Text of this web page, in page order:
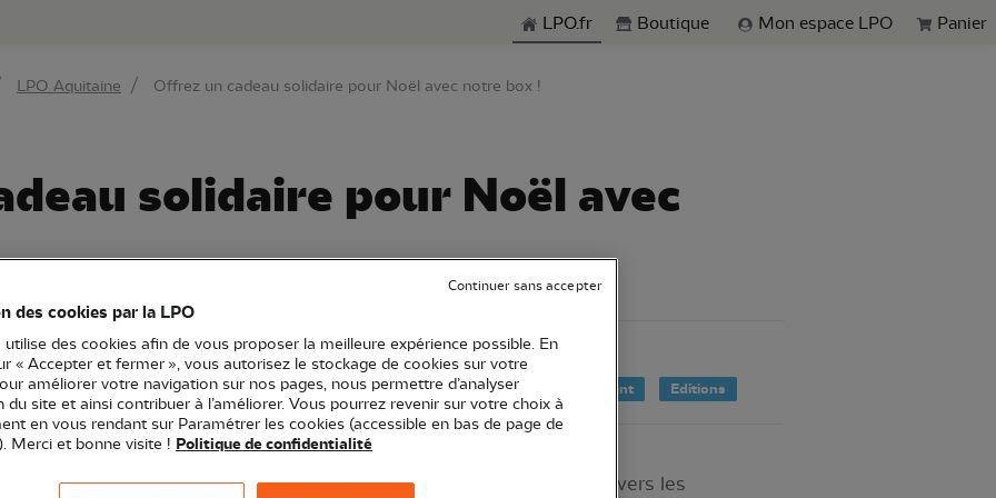
Aller à la rechercheLPO.fr Boutique Mon espace LPO Panier
LPO Aquitaine Offrez un cadeau solidaire pour Noël avec notre box !
solidaire pour Noël avec
Centres de soins Médiation faune sauvage Education à l'environnement Editions
P'tits soigneurs en herbe » (pour les enfants de 5 à 10 ans)
. À travers les
des cookies par la LPO
des cookies afin de vous proposer la meilleure expérience possible. En
« Accepter et fermer », vous autorisez le stockage de cookies sur votre
améliorer votre navigation sur nos pages, nous permettre d’analyser
du site et ainsi contribuer à l’améliorer. Vous pourrez revenir sur votre choix à
en vous rendant sur Paramétrer les cookies (accessible en bas de page de
Merci et bonne visite ! Politique de confidentialité
Continuer sans accepter